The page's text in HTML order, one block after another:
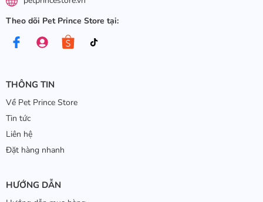
Theo dõi Pet Prince Store tại:
THÔNG TIN
Về Pet Prince Store
Tin tức
Liên hệ
Đặt hàng nhanh
HƯỚNG DẪN